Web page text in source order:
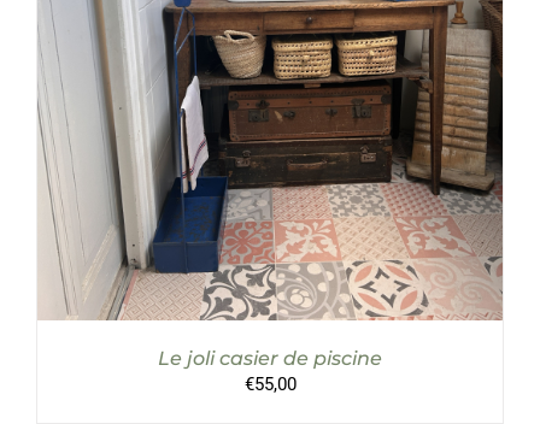
AJOUTER AU PANIER / DÉTAILS
Le joli casier de piscine
€55,00